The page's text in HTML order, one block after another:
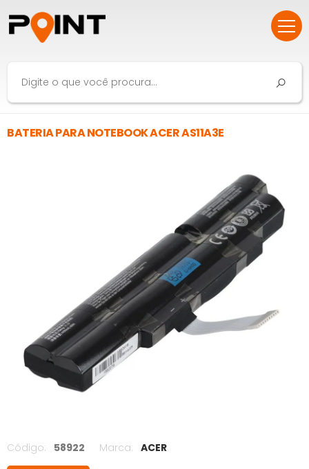
BATERIA PARA NOTEBOOK ACER AS11A3E
Código: 58922 Marca: ACER